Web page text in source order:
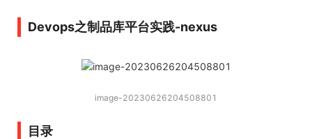
Devops之制品库平台实践-nexus
image-20230626204508801
目录